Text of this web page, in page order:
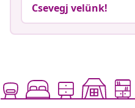
Csevegj velünk!